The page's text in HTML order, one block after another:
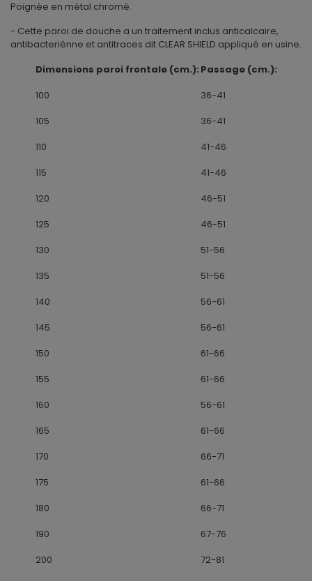
Poignée en métal chromé.
- Cette paroi de douche a un traitement inclus anticalcaire,
antibacteriénne et antitraces dit CLEAR SHIELD appliqué en usine.
Dimensions paroi frontale (cm.): Passage (cm.):
100
36-41
105
36-41
110
41-46
115
41-46
120
46-51
125
46-51
130
51-56
135
51-56
140
56-61
145
56-61
150
61-66
155
61-66
160
56-61
165
61-66
170
66-71
175
61-66
180
66-71
190
67-76
200
72-81